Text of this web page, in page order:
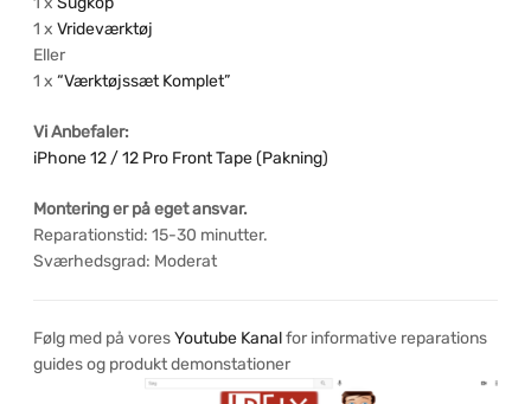
1 x Vrideværktøj
Eller
1 x “Værktøjssæt Komplet”
Vi Anbefaler:
iPhone 12 / 12 Pro Front Tape (Pakning)
Montering er på eget ansvar.
Reparationstid: 15-30 minutter.
Sværhedsgrad: Moderat
Følg med på voresYoutube Kanalfor informative reparations
guides og produkt demonstationer